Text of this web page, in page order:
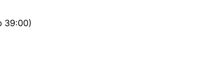
39:00)